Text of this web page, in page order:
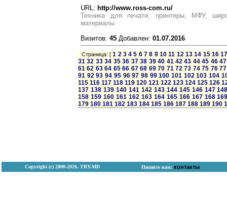
URL: http://www.ross-com.ru/
Техника для печати, принтеры, МФУ,
материалы
Визитов: 45 Добавлен: 01.07.2016
Страница: [1 2 3 4 5 6 7 8 9 10 11 12 13 14 15 16
31 32 33 34 35 36 37 38 39 40 41 42 43 44 45 46 47
61 62 63 64 65 66 67 68 69 70 71 72 73 74 75 76 77
91 92 93 94 95 96 97 98 99 100 101 102 103 104
115 116 117 118 119 120 121 122 123 124 125 126
137 138 139 140 141 142 143 144 145 146 147
158 159 160 161 162 163 164 165 166 167 168
179 180 181 182 183 184 185 186 187 188 189 190
Copyright (с) 2000-2026, TRY.MD Пишите нам: контакты